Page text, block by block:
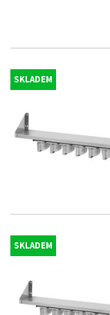
SKLADEM
SKLADEM